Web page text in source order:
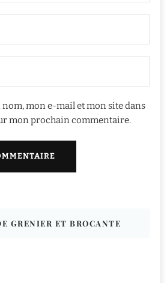
mon e-mail et mon site dans
mon prochain commentaire.
GRENIER ET BROCANTE